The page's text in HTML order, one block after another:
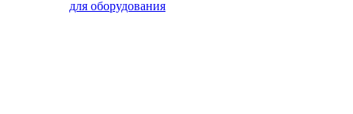
для оборудования